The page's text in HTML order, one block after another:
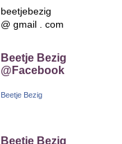
beetjebezig
@ gmail . com
Beetje Bezig
@Facebook
Beetje Bezig
Beetje Bezig